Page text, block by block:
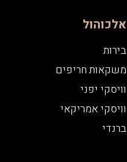
אלכוהול
בירות
משקאות חריפים
וויסקי יפני
וויסקי אמריקאי
ברנדי